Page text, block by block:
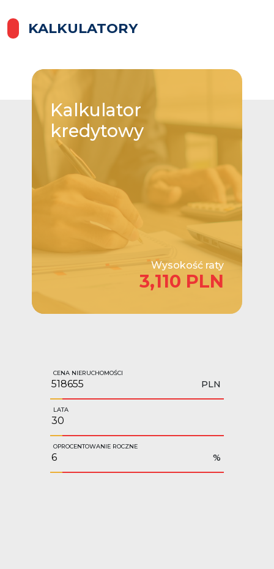
KALKULATORY
Kalkulator
kredytowy
Wysokość raty
3,110 PLN
CENA NIERUCHOMOŚCI
PLN
LATA
OPROCENTOWANIE ROCZNE
%